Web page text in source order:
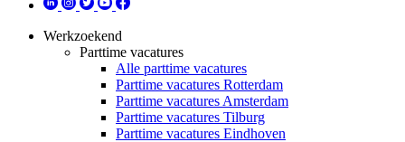
Werkzoekend
Parttime vacatures
Alle parttime vacatures
Parttime vacatures Rotterdam
Parttime vacatures Amsterdam
Parttime vacatures Tilburg
Parttime vacatures Eindhoven